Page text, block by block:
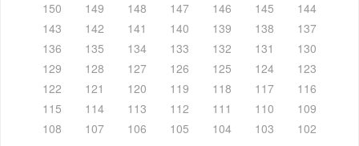
150
149 148 147 146 145
144
143
142 141 140 139 138
137
136
135 134 133 132 131
130
129
128 127 126 125 124
123
122
121 120 119 118 117
116
115
114 113 112 111 110
109
108
107 106 105 104 103 102